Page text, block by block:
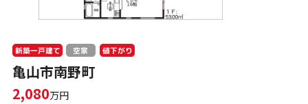
新築一戸建て 空家 値下がり
亀山市南野町
2,080万円